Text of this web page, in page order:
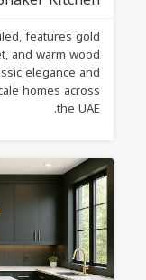
features gold
and warm wood
elegance and
homes across
the UAE.